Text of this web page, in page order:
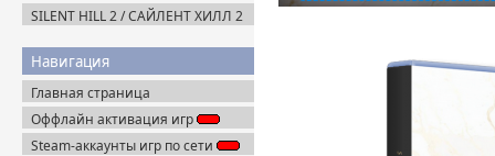
Часть I Deluxe Edition v.1.1.5.0
(2023) Пиратка
SILENT HILL 2 / САЙЛЕНТ ХИЛЛ 2
Пиратка
Навигация
Главная страница
Оффлайн активация игр
Steam-аккаунты игр по сети